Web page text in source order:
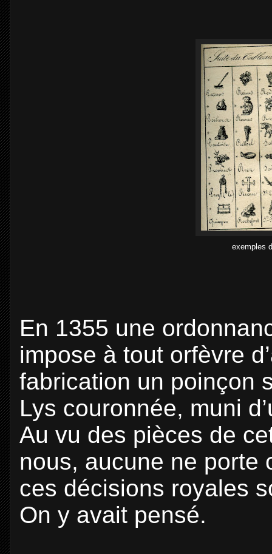
exemples
En 1355 une
impose à tout orfèvre
fabrication un poinçon
Lys couronnée, muni
Au vu des pièces de
nous, aucune ne porte
ces décisions royales
On y avait pensé.